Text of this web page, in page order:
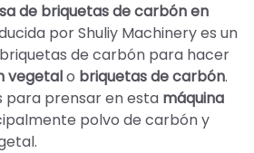
de briquetas de carbón en
por Shuliy Machinery es un
de carbón para hacer
vegetalo briquetas de carbón.
para prensar en esta máquina
polvo de carbón y